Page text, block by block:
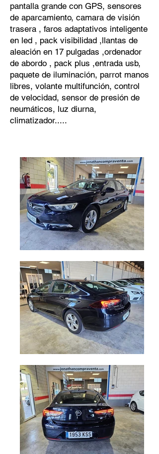
pantalla grande con GPS, sensores
de aparcamiento, camara de visión
trasera , faros adaptativos inteligente
en led , pack visibilidad ,llantas de
aleación en 17 pulgadas ,ordenador
de abordo , pack plus ,entrada usb,
paquete de iluminación, parrot manos
libres, volante multifunción, control
de velocidad, sensor de presión de
neumáticos, luz diurna,
climatizador.....